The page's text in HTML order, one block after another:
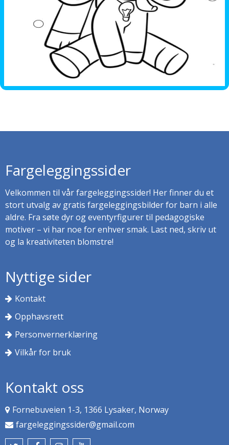
Fargeleggingssider
Velkommen til vår fargeleggingssider! Her finner du et
stort utvalg av gratis fargeleggingsbilder for barn i alle
aldre. Fra søte dyr og eventyrfigurer til pedagogiske
motiver – vi har noe for enhver smak. Last ned, skriv ut
og la kreativiteten blomstre!
Nyttige sider
Kontakt
Opphavsrett
Personvernerklæring
Vilkår for bruk
Kontakt oss
Fornebuveien 1-3, 1366 Lysaker, Norway
fargeleggingssider@gmail.com